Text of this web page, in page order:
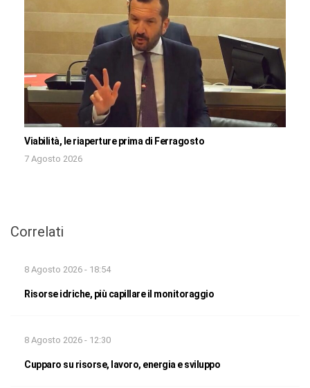
Viabilità, le riaperture prima di Ferragosto
7 Agosto 2026
Correlati
8 Agosto 2026 - 18:54
Risorse idriche, più capillare il monitoraggio
8 Agosto 2026 - 12:30
Cupparo su risorse, lavoro, energia e sviluppo